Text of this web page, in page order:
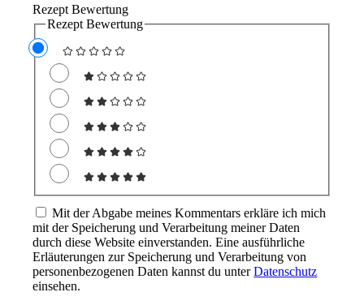
Rezept Bewertung
Rezept Bewertung
Mit der Abgabe meines Kommentars erkläre ich mich
mit der Speicherung und Verarbeitung meiner Daten
durch diese Website einverstanden. Eine ausführliche
Erläuterungen zur Speicherung und Verarbeitung von
personenbezogenen Daten kannst du unterDatenschutz
einsehen.